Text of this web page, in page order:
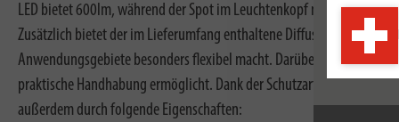
LED bietet 600lm, während der Spot im Leuchtenkopf mit 180lm
Zusätzlich bietet der im Lieferumfang enthaltene Diffusor die
Anwendungsgebiete besonders flexibel macht. Darüber hinaus ist
praktische Handhabung ermöglicht. Dank der Schutzart IP54 ist die
außerdem durch folgende Eigenschaften: